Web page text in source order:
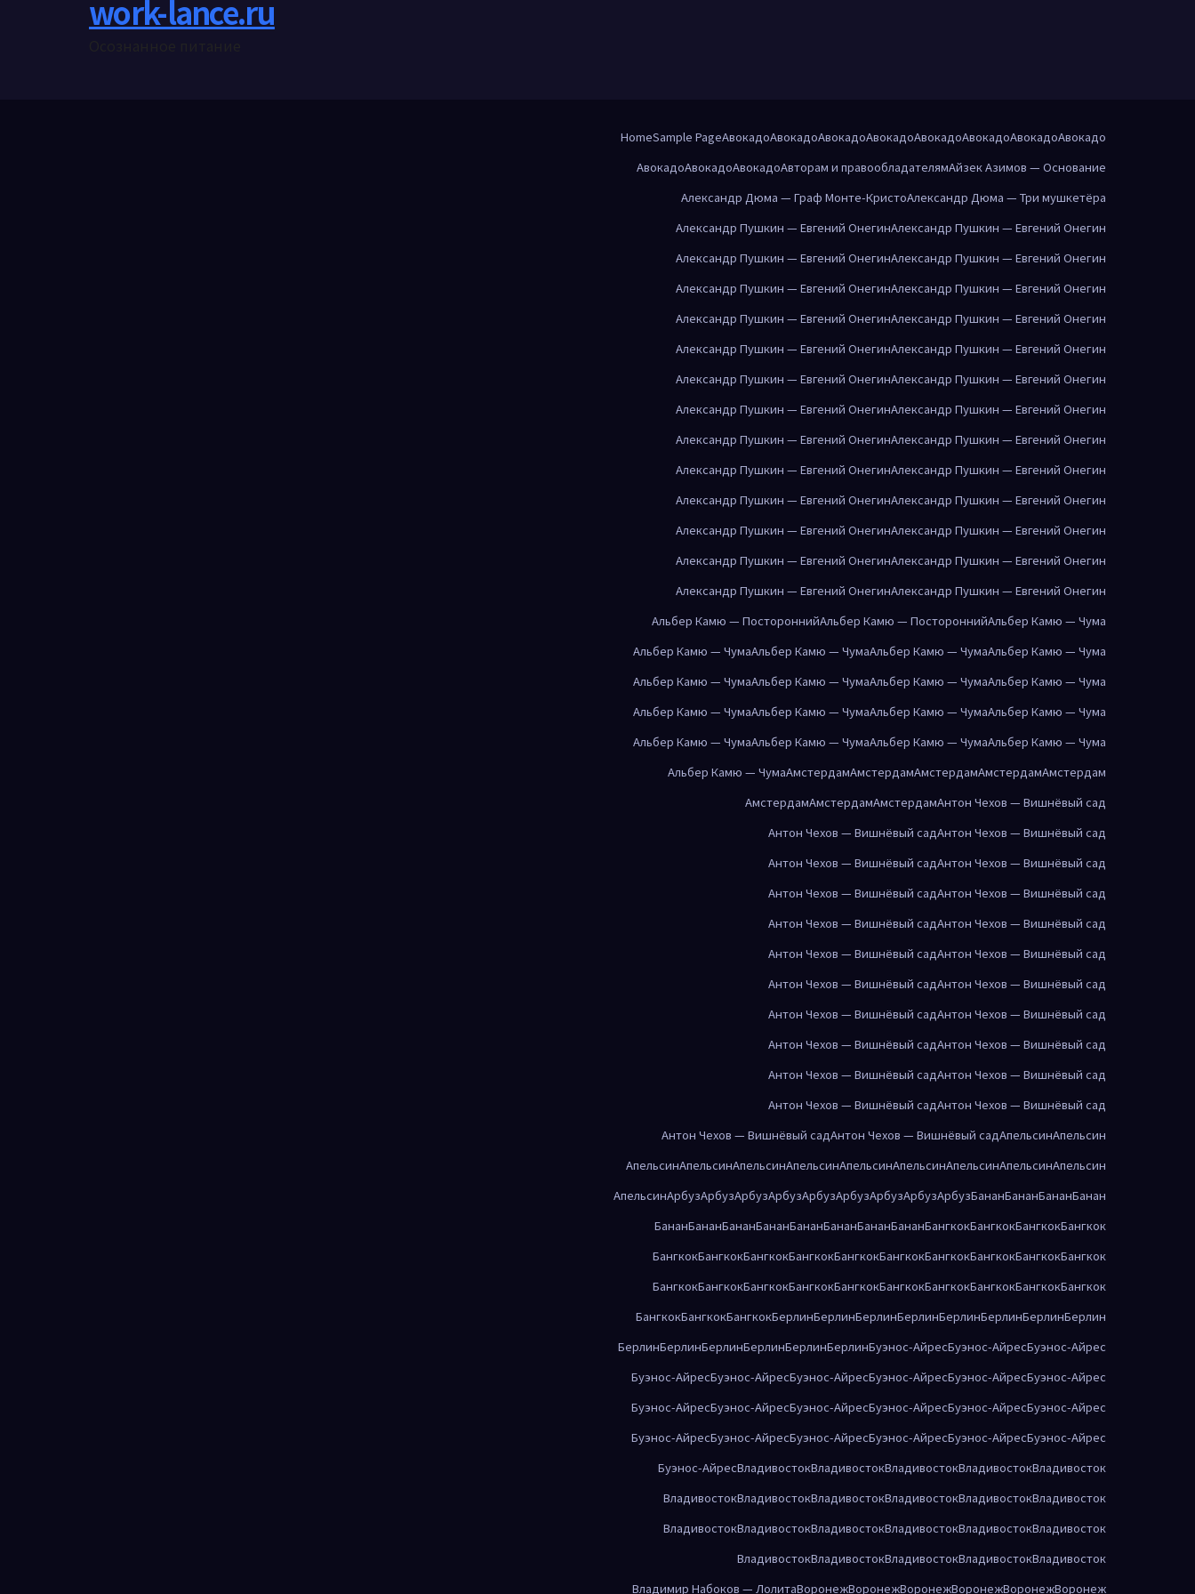
work-lance.ru
HomeSample PageАвокадоАвокадоАвокадоАвокадоАвокадоАвокадоАвокадоАвокадо
АвокадоАвокадоАвокадоАвторам и правообладателямАйзек Азимов — Основание
Александр Дюма — Граф Монте-КристоАлександр Дюма — Три мушкетёра
Александр Пушкин — Евгений ОнегинАлександр Пушкин — Евгений Онегин
Александр Пушкин — Евгений ОнегинАлександр Пушкин — Евгений Онегин
Александр Пушкин — Евгений ОнегинАлександр Пушкин — Евгений Онегин
Александр Пушкин — Евгений ОнегинАлександр Пушкин — Евгений Онегин
Александр Пушкин — Евгений ОнегинАлександр Пушкин — Евгений Онегин
Александр Пушкин — Евгений ОнегинАлександр Пушкин — Евгений Онегин
Александр Пушкин — Евгений ОнегинАлександр Пушкин — Евгений Онегин
Александр Пушкин — Евгений ОнегинАлександр Пушкин — Евгений Онегин
Александр Пушкин — Евгений ОнегинАлександр Пушкин — Евгений Онегин
Александр Пушкин — Евгений ОнегинАлександр Пушкин — Евгений Онегин
Александр Пушкин — Евгений ОнегинАлександр Пушкин — Евгений Онегин
Александр Пушкин — Евгений ОнегинАлександр Пушкин — Евгений Онегин
Александр Пушкин — Евгений ОнегинАлександр Пушкин — Евгений Онегин
Альбер Камю — ПостороннийАльбер Камю — ПостороннийАльбер Камю — Чума
Альбер Камю — ЧумаАльбер Камю — ЧумаАльбер Камю — ЧумаАльбер Камю — Чума
Альбер Камю — ЧумаАльбер Камю — ЧумаАльбер Камю — ЧумаАльбер Камю — Чума
Альбер Камю — ЧумаАльбер Камю — ЧумаАльбер Камю — ЧумаАльбер Камю — Чума
Альбер Камю — ЧумаАльбер Камю — ЧумаАльбер Камю — ЧумаАльбер Камю — Чума
Альбер Камю — ЧумаАмстердамАмстердамАмстердамАмстердамАмстердам
АмстердамАмстердамАмстердамАнтон Чехов — Вишнёвый сад
Антон Чехов — Вишнёвый садАнтон Чехов — Вишнёвый сад
Антон Чехов — Вишнёвый садАнтон Чехов — Вишнёвый сад
Антон Чехов — Вишнёвый садАнтон Чехов — Вишнёвый сад
Антон Чехов — Вишнёвый садАнтон Чехов — Вишнёвый сад
Антон Чехов — Вишнёвый садАнтон Чехов — Вишнёвый сад
Антон Чехов — Вишнёвый садАнтон Чехов — Вишнёвый сад
Антон Чехов — Вишнёвый садАнтон Чехов — Вишнёвый сад
Антон Чехов — Вишнёвый садАнтон Чехов — Вишнёвый сад
Антон Чехов — Вишнёвый садАнтон Чехов — Вишнёвый сад
Антон Чехов — Вишнёвый садАнтон Чехов — Вишнёвый сад
Антон Чехов — Вишнёвый садАнтон Чехов — Вишнёвый садАпельсинАпельсин
АпельсинАпельсинАпельсинАпельсинАпельсинАпельсинАпельсинАпельсинАпельсин
АпельсинАрбузАрбузАрбузАрбузАрбузАрбузАрбузАрбузАрбузБананБананБананБанан
БананБананБананБананБананБананБананБананБангкокБангкокБангкокБангкок
БангкокБангкокБангкокБангкокБангкокБангкокБангкокБангкокБангкокБангкок
БангкокБангкокБангкокБангкокБангкокБангкокБангкокБангкокБангкокБангкок
БангкокБангкокБангкокБерлинБерлинБерлинБерлинБерлинБерлинБерлинБерлин
БерлинБерлинБерлинБерлинБерлинБерлинБуэнос-АйресБуэнос-АйресБуэнос-Айрес
Буэнос-АйресБуэнос-АйресБуэнос-АйресБуэнос-АйресБуэнос-АйресБуэнос-Айрес
Буэнос-АйресБуэнос-АйресБуэнос-АйресБуэнос-АйресБуэнос-АйресБуэнос-Айрес
Буэнос-АйресБуэнос-АйресБуэнос-АйресБуэнос-АйресБуэнос-АйресБуэнос-Айрес
Буэнос-АйресВладивостокВладивостокВладивостокВладивостокВладивосток
ВладивостокВладивостокВладивостокВладивостокВладивостокВладивосток
ВладивостокВладивостокВладивостокВладивостокВладивостокВладивосток
ВладивостокВладивостокВладивостокВладивостокВладивосток
Владимир Набоков — ЛолитаВоронежВоронежВоронежВоронежВоронежВоронеж